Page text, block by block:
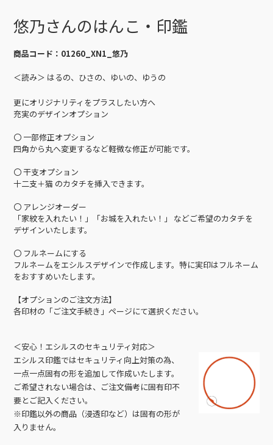
悠乃さんのはんこ・印鑑
商品コード： 01260_XN1_悠乃
＜読み＞ はるの、ひさの、ゆいの、ゆうの
更にオリジナリティをプラスしたい方へ
充実のデザインオプション
〇 一部修正オプション
四角から丸へ変更するなど軽微な修正が可能です。
〇 干支オプション
十二支＋猫 のカタチを挿入できます。
〇 アレンジオーダー
「家紋を入れたい！」「お城を入れたい！」 などご希望のカタチを
デザインいたします。
〇 フルネームにする
フルネームをエシルスデザインで作成します。特に実印はフルネーム
をおすすめいたします。
【オプションのご注文方法】
各印材の「ご注文手続き」ページにて選択ください。
＜安心！エシルスのセキュリティ対応＞
エシルス印鑑ではセキュリティ向上対策の為、
一点一点固有の形を追加して作成いたします。
ご希望されない場合は、ご注文備考に固有印不
要とご記入ください。
※印鑑以外の商品（浸透印など）は固有の形が
入りません。